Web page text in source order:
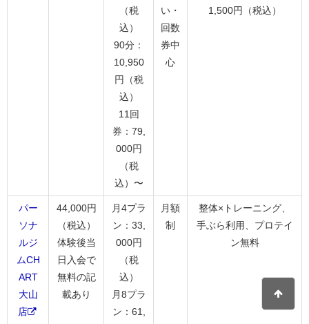
（税
込）
90分：
10,950
円（税
込）
11回
券：79,
000円
（税
込）〜
い・
回数
券中
心
1,500円（税込）
パー
ソナ
ルジ
ムCH
ART
大山
店
44,000円
（税込）
体験後当
日入会で
無料の記
載あり
月4プラ
ン：33,
000円
（税
込）
月8プラ
ン：61,
月額
制
整体×トレーニング、
手ぶら利用、プロテイ
ン無料